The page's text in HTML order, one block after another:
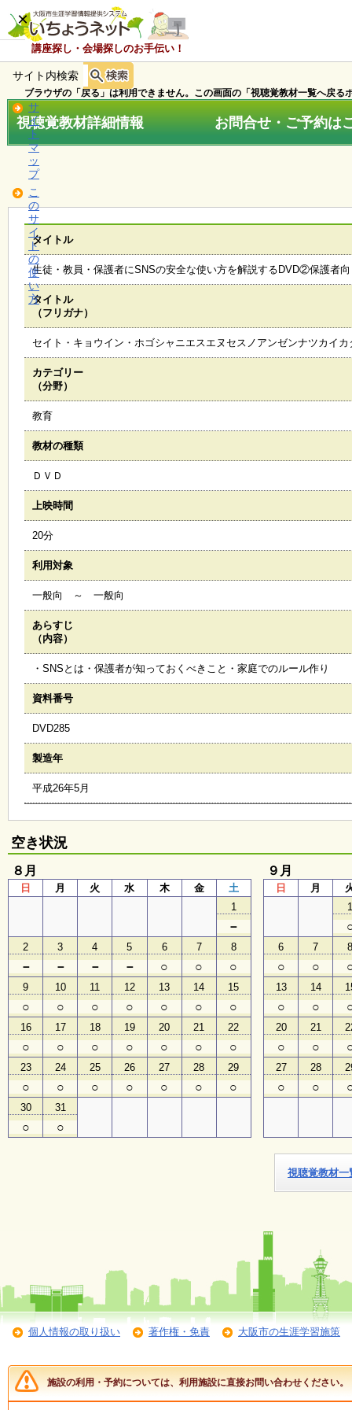
講座探し・会場探しのお手伝い！
×
ホ
ー
ム
知
ら
せ
講
座
・
イ
ベ
ト
設
約
い
木
覧
会
ギ
ラ
オ
ン
ラ
イ
ジ
ン
い
ち
ょ
う
並
木
子
ど
も
向
マ
ガ
サイト内検索
サ
イ
ト
マ
ッ
プ
こ
の
サ
イ
ト
の
使
い
方
ブラウザの「戻る」は利用できません。この画面の「視聴覚教材一覧へ戻る
視聴覚教材詳細情報 お問合せ・ご予約はこ
タイトル
生徒・教員・保護者にSNSの安全な使い方を解説するDVD②保護者向
タイトル
（フリガナ）
セイト・キョウイン・ホゴシャニエスエヌセスノアンゼンナツカイ
カテゴリー
（分野）
教育
教材の種類
ＤＶＤ
上映時間
20分
利用対象
一般向 ～ 一般向
あらすじ
（内容）
・SNSとは・保護者が知っておくべきこと・家庭でのルール作り
資料番号
DVD285
製造年
平成26年5月
空き状況
８月
日 月 火 水 木 金
土
1
－
2
－
3
－
4
－
5
－
6
○
7
○
8
○
9
○
10
○
11
○
12
○
13
○
14
○
15
○
16
○
17
○
18
○
19
○
20
○
21
○
22
○
23
○
24
○
25
○
26
○
27
○
28
○
29
○
30
○
31
○
９月
日 月
6
○
7
○
13
○
14
○
20
○
21
○
27
○
28
○
視聴覚教材一
個人情報の取り扱い 著作権・免責 大阪市の生涯学習施策
施設の利用・予約については、利用施設に直接お問い合わせください。